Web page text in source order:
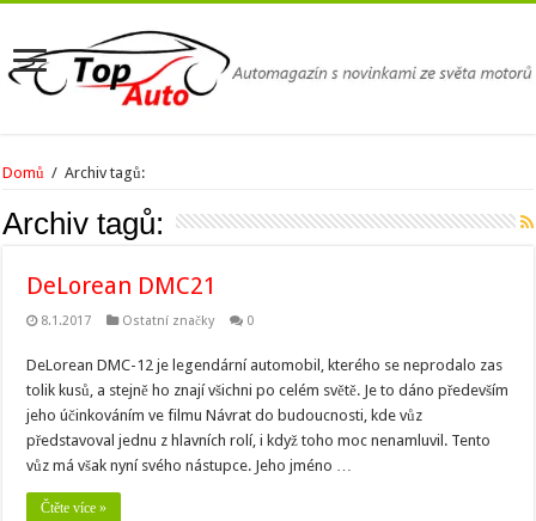
Domů / Archiv tagů:
Archiv tagů:
DeLorean DMC21
8.1.2017 Ostatní značky 0
DeLorean DMC-12 je legendární automobil, kterého se neprodalo zas
tolik kusů, a stejně ho znají všichni po celém světě. Je to dáno především
jeho účinkováním ve filmu Návrat do budoucnosti, kde vůz
představoval jednu z hlavních rolí, i když toho moc nenamluvil. Tento
vůz má však nyní svého nástupce. Jeho jméno …
Čtěte více »